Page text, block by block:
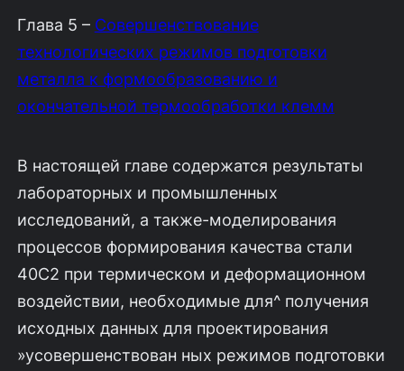
Глава 5 – Совершенствование
технологических режимов подготовки
металла к формообразованию и
окончательной термообработки клемм
В настоящей главе содержатся результаты
лабораторных и промыш­ленных
исследований, а также-моделирования
процессов формирования ка­чества стали
40С2 при термическом и деформационном
воздействии, необхо­димые для^ получения
исходных данных для проектирования
»усовершенство­ван ных режимов подготовки